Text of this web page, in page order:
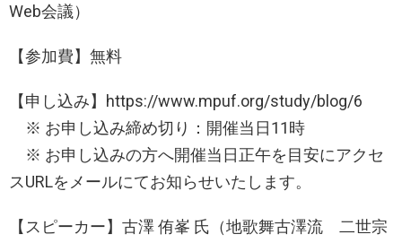
Web会議）
【参加費】無料
【申し込み】https://www.mpuf.org/study/blog/6
※ お申し込み締め切り：開催当日11時
※ お申し込みの方へ開催当日正午を目安にアクセ
スURLをメールにてお知らせいたします。
【スピーカー】古澤 侑峯 氏（地歌舞古澤流 二世宗